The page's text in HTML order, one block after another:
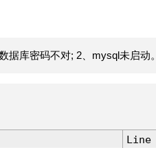
据库密码不对; 2、mysql未启动。
Line